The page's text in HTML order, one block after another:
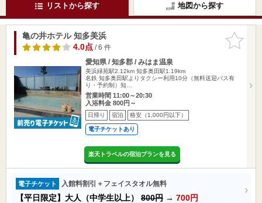
リストから探す 地図から探す
お気に入
りに追加
亀の井ホテル 知多美浜
4.0点/ 6 件
愛知県 / 知多郡 / みはま温泉
美浜緑苑駅2.12km 知多奥田駅1.19km
名鉄 知多奥田駅よりタクシー利用10分（無料送迎バス有
り・予約制）知…
営業時間 11:00～20:30
入浴料金 800円～
日帰り 宿泊 格安（1,000円以下）
電子チケットあり
楽天トラベルの宿泊プランを見る
電子チケット 入館料割引＋フェイスタオル無料
【平日限定】大人（中学生以上） 800円 → 700円